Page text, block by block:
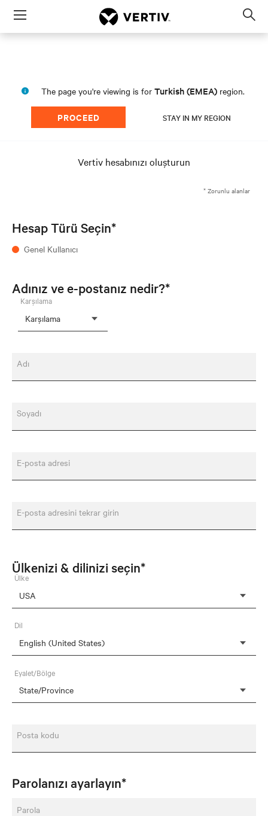
Menu
The page you're viewing is for Turkish (EMEA) region.
PROCEED STAY IN MY REGION
Vertiv hesabınızı oluşturun
* Zorunlu alanlar
Hesap Türü Seçin*
Genel Kullanıcı
Adınız ve e-postanız nedir?*
Karşılama
Adı
Soyadı
E-posta adresi
E-posta adresini tekrar girin
Ülkenizi & dilinizi seçin*
Ülke
Dil
Eyalet/Bölge
Posta kodu
Parolanızı ayarlayın*
Parola